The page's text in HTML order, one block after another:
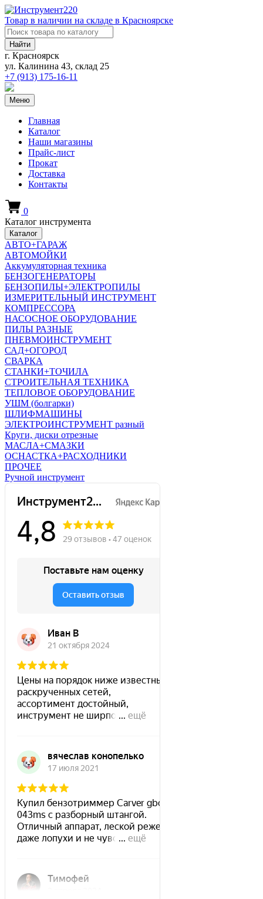
Товар в наличии на складе в Красноярске
Найти
г. Красноярск
ул. Калинина 43, склад 25
+7 (913) 175-16-11
Меню
Главная
Каталог
Наши магазины
Прайс-лист
Прокат
Доставка
Контакты
0
Каталог инструмента
Каталог
АВТО+ГАРАЖ
АВТОМОЙКИ
Аккумуляторная техника
БЕНЗОГЕНЕРАТОРЫ
БЕНЗОПИЛЫ+ЭЛЕКТРОПИЛЫ
ИЗМЕРИТЕЛЬНЫЙ ИНСТРУМЕНТ
КОМПРЕССОРА
НАСОСНОЕ ОБОРУДОВАНИЕ
ПИЛЫ РАЗНЫЕ
ПНЕВМОИНСТРУМЕНТ
САД+ОГОРОД
СВАРКА
СТАНКИ+ТОЧИЛА
СТРОИТЕЛЬНАЯ ТЕХНИКА
ТЕПЛОВОЕ ОБОРУДОВАНИЕ
УШМ (болгарки)
ШЛИФМАШИНЫ
ЭЛЕКТРОИНСТРУМЕНТ разный
Круги, диски отрезные
МАСЛА+СМАЗКИ
ОСНАСТКА+РАСХОДНИКИ
ПРОЧЕЕ
Ручной инструмент